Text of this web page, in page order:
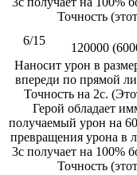
Точность
6/15
120000
Наносит урон в
впереди по прямой
Точность на 2с.
Герой обладает
получаемый урон на
превращения урона в
3с получает на 100%
Точность